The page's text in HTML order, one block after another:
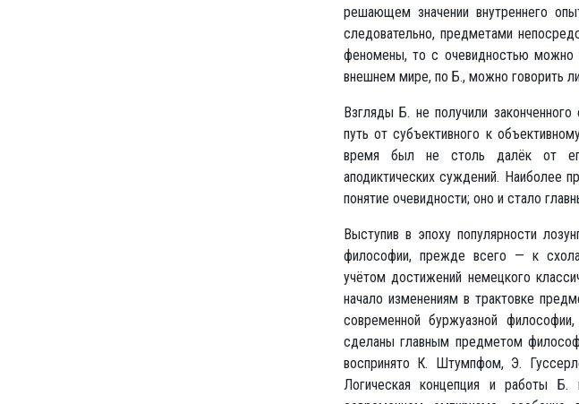
решающем значении внутреннего
следовательно, предметами
феномены, то с очевидностью можно
внешнем мире, по Б., можно говорить
Взгляды Б. не получили
путь от субъективного к
время был не столь далёк от его
аподиктических суждений. Наиболее
понятие очевидности; оно и стало
Выступив в эпоху популярности
философии, прежде всего — к
учётом достижений немецкого
начало изменениям в трактовке
современной буржуазной
сделаны главным предметом
воспринято К. Штумпфом, Э.
Логическая концепция и работы